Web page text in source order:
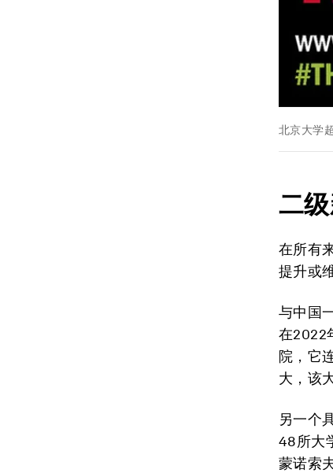
北京大学
二
在所有
提升或
与中国
在2022
院，它
大，该
另一个
48所大
蒙诺索